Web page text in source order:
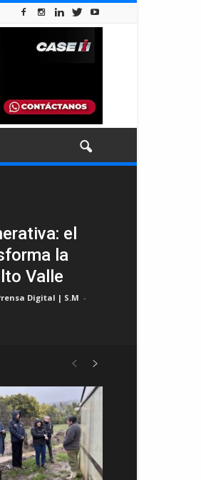
el
la
Valle
Digital | S.M -